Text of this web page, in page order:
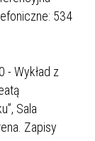
534
- Wykład z
Sala
Zapisy